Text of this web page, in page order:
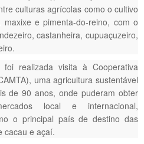
culturas agrícolas como o cultivo
e pimenta-do-reino, com o
castanheira, cupuaçuzeiro,
realizada visita à Cooperativa
uma agricultura sustentável
de 90 anos, onde puderam obter
local e internacional,
o principal país de destino das
cacau e açaí.